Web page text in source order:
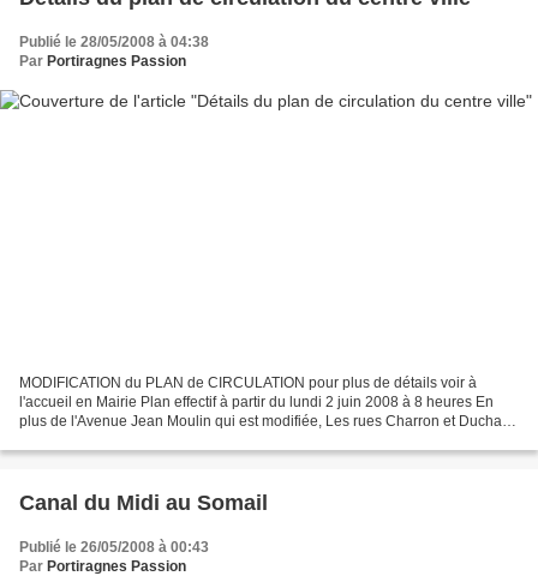
Publié le 28/05/2008 à 04:38
Par Portiragnes Passion
MODIFICATION du PLAN de CIRCULATION pour plus de détails voir à
l'accueil en Mairie Plan effectif à partir du lundi 2 juin 2008 à 8 heures En
plus de l'Avenue Jean Moulin qui est modifiée, Les rues Charron et Ducharte
Canal du Midi au Somail
Publié le 26/05/2008 à 00:43
Par Portiragnes Passion